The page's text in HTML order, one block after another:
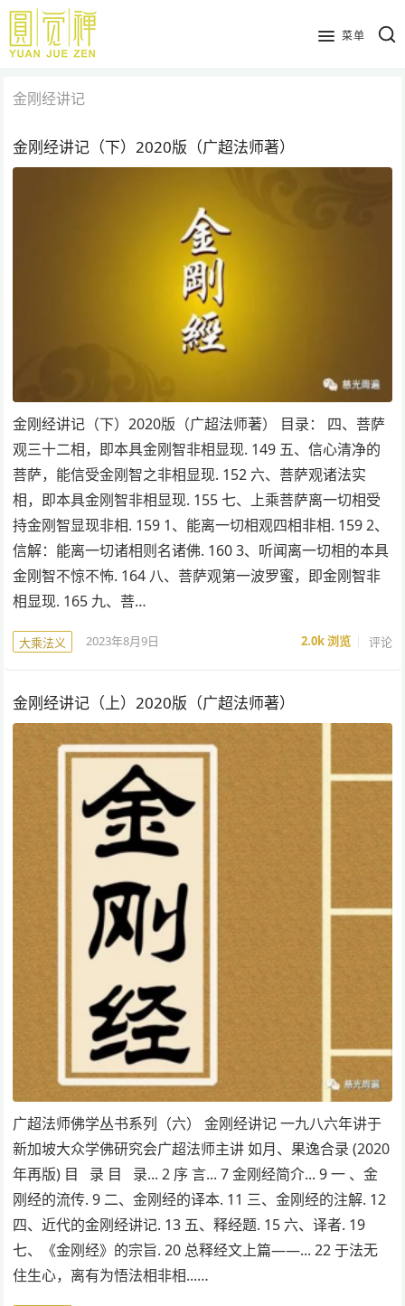
跳
主
内
菜单
金刚经讲记
金刚经讲记（下）2020版（广超法师著）
金刚经讲记（下）2020版（广超法师著） 目录： 四、菩萨
观三十二相，即本具金刚智非相显现. 149 五、信心清净的
菩萨，能信受金刚智之非相显现. 152 六、菩萨观诸法实
相，即本具金刚智非相显现. 155 七、上乘菩萨离一切相受
持金刚智显现非相. 159 1、能离一切相观四相非相. 159 2、
信解：能离一切诸相则名诸佛. 160 3、听闻离一切相的本具
金刚智不惊不怖. 164 八、菩萨观第一波罗蜜，即金刚智非
相显现. 165 九、菩…
大乘法义 2023年8月9日 2.0k浏览 评论
金刚经讲记（上）2020版（广超法师著）
广超法师佛学丛书系列（六） 金刚经讲记 一九八六年讲于
新加坡大众学佛研究会广超法师主讲 如月、果逸合录 (2020
年再版) 目 录 目 录... 2 序 言... 7 金刚经简介... 9 一 、金
刚经的流传. 9 二、金刚经的译本. 11 三、金刚经的注解. 12
四、近代的金刚经讲记. 13 五、释经题. 15 六、译者. 19
七、《金刚经》的宗旨. 20 总释经文上篇——... 22 于法无
住生心，离有为悟法相非相...…